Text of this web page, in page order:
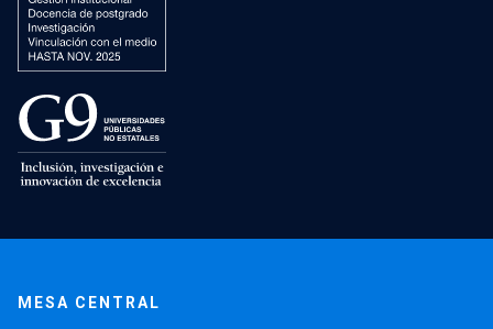
MESA CENTRAL